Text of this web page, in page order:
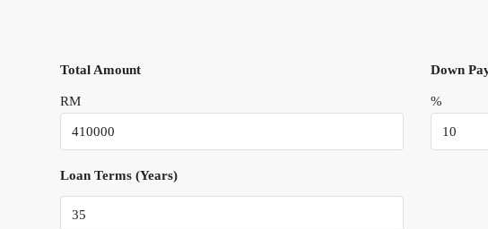
Total Amount
RM
Down
%
Loan Terms (Years)